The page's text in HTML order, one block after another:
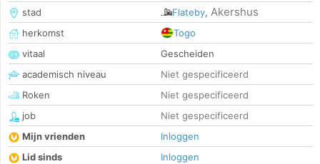
stad
Flateby, Akershus
herkomst
Togo
vitaal
Gescheiden
academisch niveau
Niet gespecificeerd
Roken
Niet gespecificeerd
job
Niet gespecificeerd
Mijn vrienden
Inloggen
Lid sinds
Inloggen